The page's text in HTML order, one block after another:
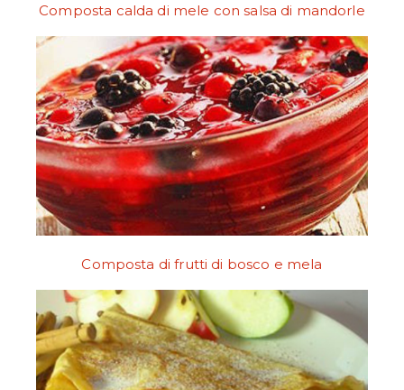
Composta calda di mele con salsa di mandorle
Composta di frutti di bosco e mela